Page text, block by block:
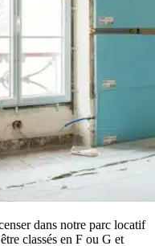
dans notre parc locatif
classés en F ou G et